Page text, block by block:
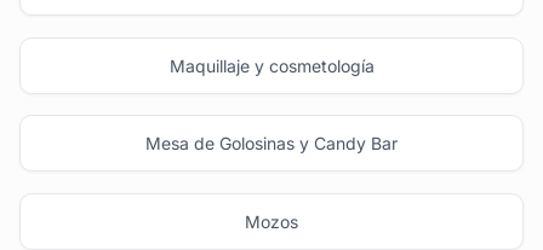
Maquillaje y cosmetología
Mesa de Golosinas y Candy Bar
Mozos